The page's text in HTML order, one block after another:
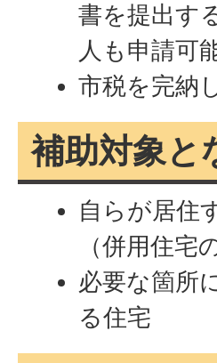
書を提出す
人も申請可
市税を完納
補助対象と
自らが居住
（併用住
必要な箇所
る住宅